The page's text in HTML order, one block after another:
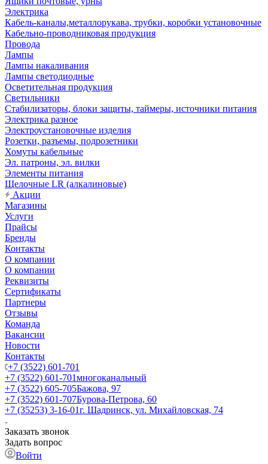
Электрика
Кабель-каналы,металлорукава, трубки, коробки установочные
Кабельно-проводниковая продукция
Провода
Лампы
Лампы накаливания
Лампы светодиодные
Осветительная продукция
Светильники
Стабилизаторы, блоки защиты, таймеры, источники питания
Электрика разное
Электроустановочные изделия
Розетки, разъемы, подрозетники
Хомуты кабельные
Эл. патроны, эл. вилки
Элементы питания
Щелочные LR (алкалиновые)
Акции
Магазины
Услуги
Прайсы
Бренды
Контакты
О компании
О компании
Реквизиты
Сертификаты
Партнеры
Отзывы
Команда
Вакансии
Новости
Контакты
+7 (3522) 601-701
+7 (3522) 601-701многоканальный
+7 (3522) 605-705Бажова, 97
+7 (3522) 601-707Бурова-Петрова, 60
+7 (35253) 3-16-01г. Шадринск, ул. Михайловская, 74
Заказать звонок
Задать вопрос
Войти